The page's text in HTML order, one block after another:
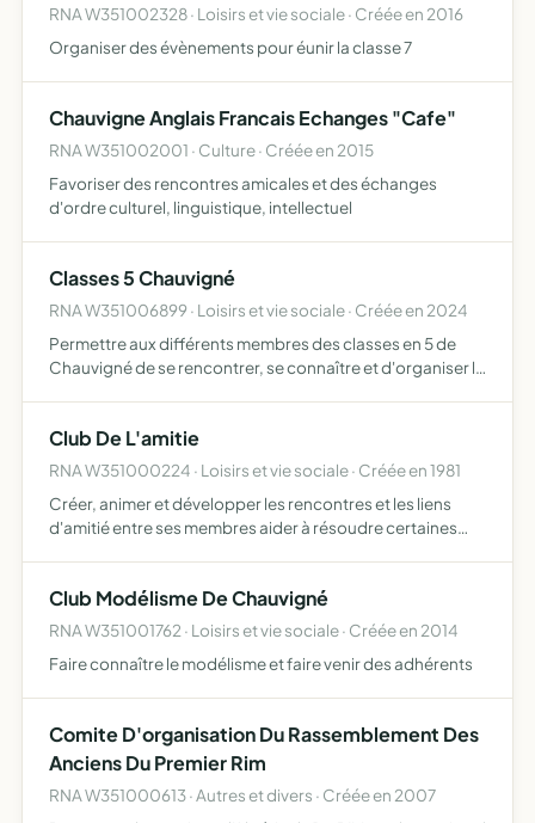
RNA W351002328 · Loisirs et vie sociale · Créée en 2016
Organiser des évènements pour éunir la classe 7
Chauvigne Anglais Francais Echanges "Cafe"
RNA W351002001 · Culture · Créée en 2015
Favoriser des rencontres amicales et des échanges
d'ordre culturel, linguistique, intellectuel
Classes 5 Chauvigné
RNA W351006899 · Loisirs et vie sociale · Créée en 2024
Permettre aux différents membres des classes en 5 de
Chauvigné de se rencontrer, se connaître et d'organiser la
Club De L'amitie
RNA W351000224 · Loisirs et vie sociale · Créée en 1981
Créer, animer et développer les rencontres et les liens
d'amitié entre ses membres aider à résoudre certaines
Club Modélisme De Chauvigné
RNA W351001762 · Loisirs et vie sociale · Créée en 2014
Faire connaître le modélisme et faire venir des adhérents
Comite D'organisation Du Rassemblement Des
Anciens Du Premier Rim
RNA W351000613 · Autres et divers · Créée en 2007